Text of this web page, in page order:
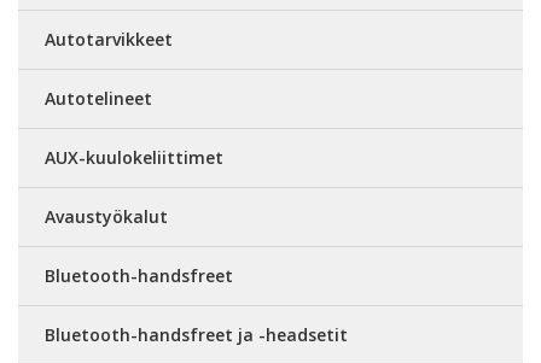
Autotarvikkeet
Autotelineet
AUX-kuulokeliittimet
Avaustyökalut
Bluetooth-handsfreet
Bluetooth-handsfreet ja -headsetit